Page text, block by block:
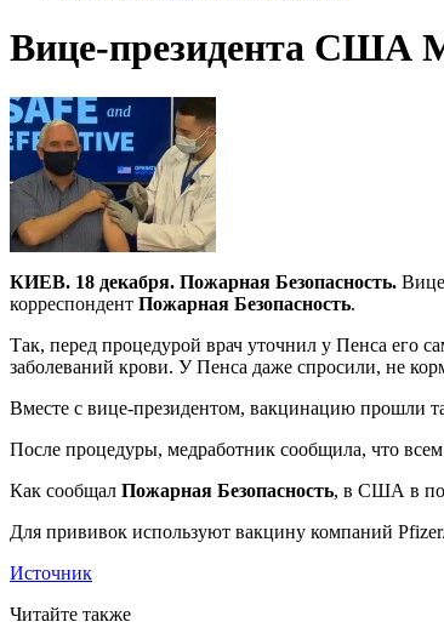
Вице-президента США
КИЕВ. 18 декабря. Пожарная Безопасность.
корреспондент Пожарная Безопасность.
Так, перед процедурой врач уточнил у Пенса его
заболеваний крови. У Пенса даже спросили, не
Вместе с вице-президентом, вакцинацию прошли
После процедуры, медработник сообщила, что
Как сообщал Пожарная Безопасность, в США в
Для прививок используют вакцину компаний
Источник
Читайте также